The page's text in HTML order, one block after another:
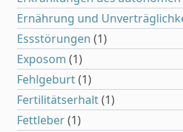
Ernährung und
Essstörungen (1)
Exposom (1)
Fehlgeburt(1)
Fertilitätserhalt(1)
Fettleber(1)